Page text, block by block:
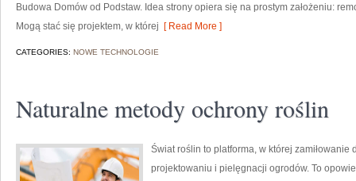
Budowa Domów od Podstaw. Idea strony opiera się na prostym założeniu:
Mogą stać się projektem, w której [ Read More ]
CATEGORIES: NOWE TECHNOLOGIE
Naturalne metody ochrony roślin
Świat roślin to platforma, w której
projektowaniu i pielęgnacji ogrodów. To